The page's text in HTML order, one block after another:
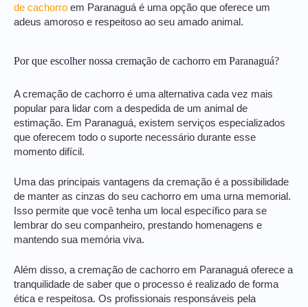
de cachorro em Paranaguá é uma opção que oferece um
adeus amoroso e respeitoso ao seu amado animal.
Por que escolher nossa cremação de cachorro em Paranaguá?
A cremação de cachorro é uma alternativa cada vez mais
popular para lidar com a despedida de um animal de
estimação. Em Paranaguá, existem serviços especializados
que oferecem todo o suporte necessário durante esse
momento difícil.
Uma das principais vantagens da cremação é a possibilidade
de manter as cinzas do seu cachorro em uma urna memorial.
Isso permite que você tenha um local específico para se
lembrar do seu companheiro, prestando homenagens e
mantendo sua memória viva.
Além disso, a cremação de cachorro em Paranaguá oferece a
tranquilidade de saber que o processo é realizado de forma
ética e respeitosa. Os profissionais responsáveis pela